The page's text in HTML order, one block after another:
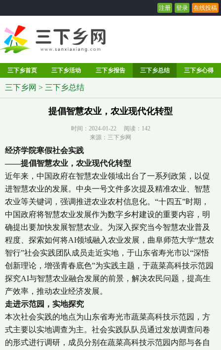
注册 登录 在线投稿
三下乡首页 三下乡活动 三下乡报告 三下乡总结 三下乡心得
三下乡网 > 三下乡总结
提倡智慧农业，农业现代化转型
时间：2024-01-22 阅读： 142
来源：三下乡网
经济学院寒假社会实践
——提倡智慧农业，农业现代化转型
近年来，中国政府在智慧农业领域出台了一系列政策，以促
进智慧农业的发展。中央一号文件多次提及精准农业、智慧
农业等关键词，强调推进农业农村信息化。“十四五”时期，
中国政府将智慧农业发展作为数字乡村建设的重要内容，明
确提出要加快发展智慧农业。为深入探究当今智慧农业普及
程度、探索如何将AI领域融入农业发展，曲阜师范大学“慧农
智行”社会实践团队成员走近实地，于山东省寿光市以“深悟
创新理论，增强青春底色”为实践主题，于蔬菜高科技示范园
探究AI与智慧农业融合发展的前景，解决农民问题，提高生
产效率，推动农业经济发展。
走进示范园，实地探究
本次社会实践的地点为山东省寿光市蔬菜高科技示范园，方
式主要以实地调查为主。社会实践队队员通过发放调查问卷
的形式进行调研，成员分别在蔬菜高科技示范园内部与各自